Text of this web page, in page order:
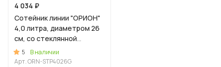
4 034 ₽
Сотейник линии "ОРИОН"
4,0 литра, диаметром 26
см, со стеклянной
крышкой
5
В наличии
Арт.ORN-STP4026G